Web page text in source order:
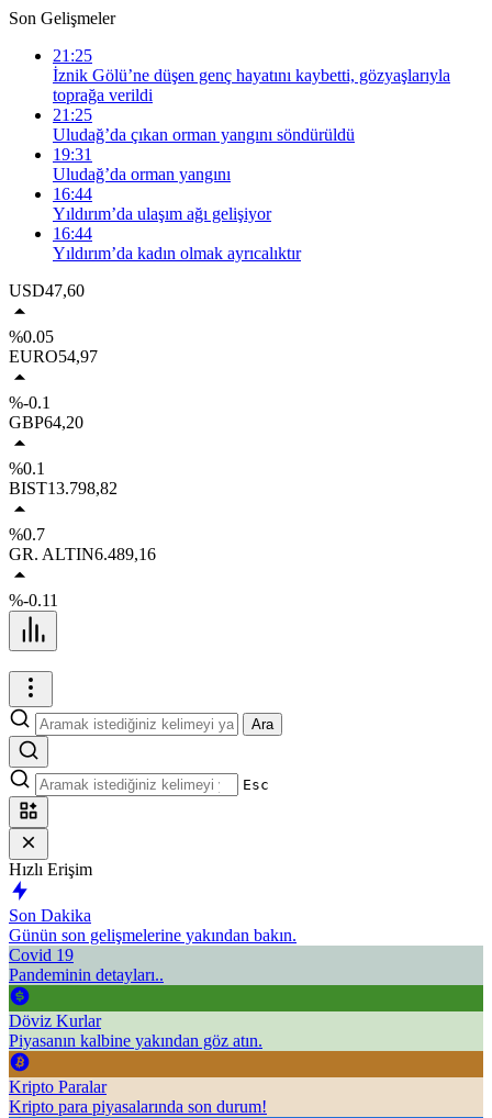
Son Gelişmeler
21:25
İznik Gölü’ne düşen genç hayatını kaybetti, gözyaşlarıyla
toprağa verildi
21:25
Uludağ’da çıkan orman yangını söndürüldü
19:31
Uludağ’da orman yangını
16:44
Yıldırım’da ulaşım ağı gelişiyor
16:44
Yıldırım’da kadın olmak ayrıcalıktır
USD47,60
%0.05
EURO54,97
%-0.1
GBP64,20
%0.1
BIST13.798,82
%0.7
GR. ALTIN6.489,16
%-0.11
Ara
Esc
Hızlı Erişim
Son Dakika
Günün son gelişmelerine yakından bakın.
Covid 19
Pandeminin detayları..
Döviz Kurlar
Piyasanın kalbine yakından göz atın.
Kripto Paralar
Kripto para piyasalarında son durum!